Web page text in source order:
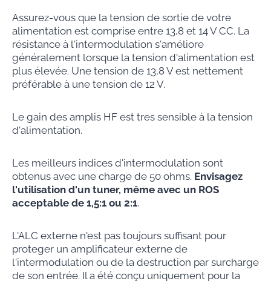
Assurez-vous que la tension de sortie de votre
alimentation est comprise entre 13,8 et 14 V CC. La
résistance à l'intermodulation s'améliore
généralement lorsque la tension d'alimentation est
plus élevée. Une tension de 13,8 V est nettement
préférable à une tension de 12 V.
Le gain des amplis HF est tres sensible à la tension
d'alimentation.
Les meilleurs indices d'intermodulation sont
obtenus avec une charge de 50 ohms. Envisagez
l'utilisation d'un tuner, même avec un ROS
acceptable de 1,5:1 ou 2:1.
L'ALC externe n'est pas toujours suffisant pour
proteger un amplificateur externe de
l'intermodulation ou de la destruction par surcharge
de son entrée. Il a été conçu uniquement pour la